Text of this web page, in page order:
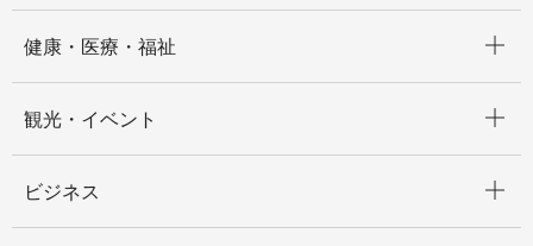
健康・医療・福祉
観光・イベント
ビジネス